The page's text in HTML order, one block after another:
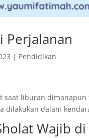
Perjalanan
| Pendidikan
saat liburan
dilakukan dalam
Wajib